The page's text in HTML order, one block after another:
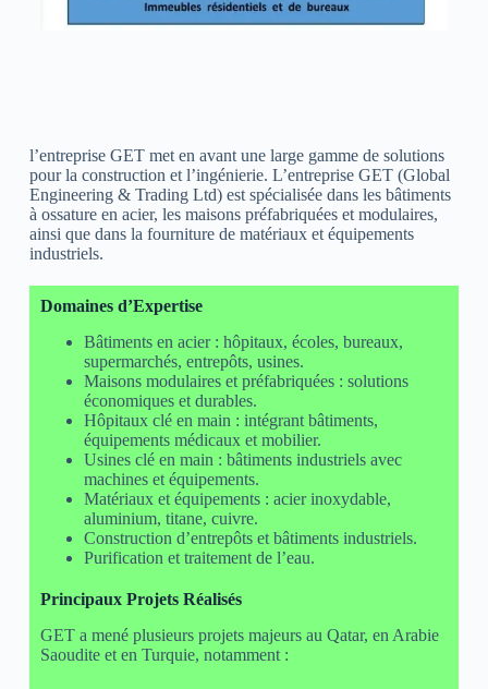
l’entreprise GET met en avant une large gamme de solutions
pour la construction et l’ingénierie. L’entreprise GET (Global
Engineering & Trading Ltd) est spécialisée dans les bâtiments
à ossature en acier, les maisons préfabriquées et modulaires,
ainsi que dans la fourniture de matériaux et équipements
industriels.
Domaines d’Expertise
Bâtiments en acier : hôpitaux, écoles, bureaux,
supermarchés, entrepôts, usines.
Maisons modulaires et préfabriquées : solutions
économiques et durables.
Hôpitaux clé en main : intégrant bâtiments,
équipements médicaux et mobilier.
Usines clé en main : bâtiments industriels avec
machines et équipements.
Matériaux et équipements : acier inoxydable,
aluminium, titane, cuivre.
Construction d’entrepôts et bâtiments industriels.
Purification et traitement de l’eau.
Principaux Projets Réalisés
GET a mené plusieurs projets majeurs au Qatar, en Arabie
Saoudite et en Turquie, notamment :